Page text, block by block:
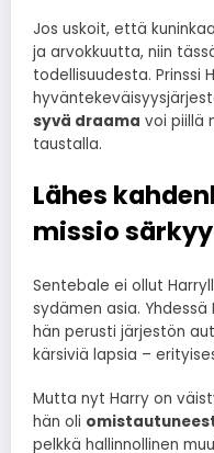
Jos uskoit, että
ja arvokkuutta, niin
todellisuudesta. Prinssi
syvä draama voi piillä
taustalla.
Lähes
missio särkyy
Sentebale ei ollut
sydämen asia. Yhdessä
hän perusti järjestön
kärsiviä lapsia –
Mutta nyt Harry on
hän oli
pelkkä hallinnollinen